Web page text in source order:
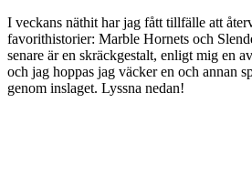
I veckans näthit har jag fått tillfälle att
favorithistorier: Marble Hornets och
senare är en skräckgestalt, enligt mig en
och jag hoppas jag väcker en och annan
genom inslaget. Lyssna nedan!